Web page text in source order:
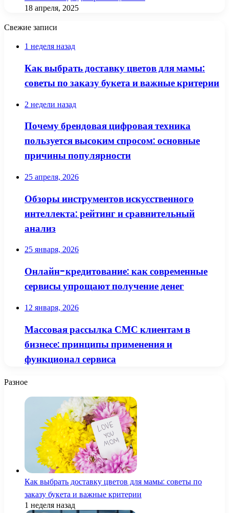
18 апреля, 2025
Свежие записи
1 неделя назад
Как выбрать доставку цветов для мамы:
советы по заказу букета и важные критерии
2 недели назад
Почему брендовая цифровая техника
пользуется высоким спросом: основные
причины популярности
25 апреля, 2026
Обзоры инструментов искусственного
интеллекта: рейтинг и сравнительный
анализ
25 января, 2026
Онлайн-кредитование: как современные
сервисы упрощают получение денег
12 января, 2026
Массовая рассылка СМС клиентам в
бизнесе: принципы применения и
функционал сервиса
Разное
Как выбрать доставку цветов для мамы: советы по
заказу букета и важные критерии
1 неделя назад